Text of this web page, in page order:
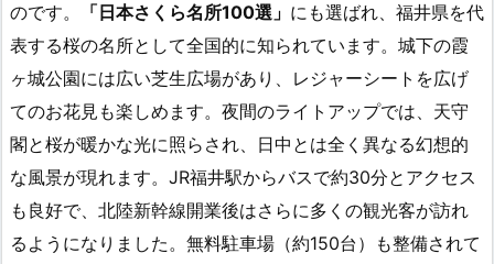
のです。 「日本さくら名所100選」 にも選ばれ、福井県を代
表する桜の名所として全国的に知られています。城下の霞
ヶ城公園には広い芝生広場があり、レジャーシートを広げ
てのお花見も楽しめます。夜間のライトアップでは、天守
閣と桜が暖かな光に照らされ、日中とは全く異なる幻想的
な風景が現れます。JR福井駅からバスで約30分とアクセス
も良好で、北陸新幹線開業後はさらに多くの観光客が訪れ
るようになりました。無料駐車場（約150台）も整備されて